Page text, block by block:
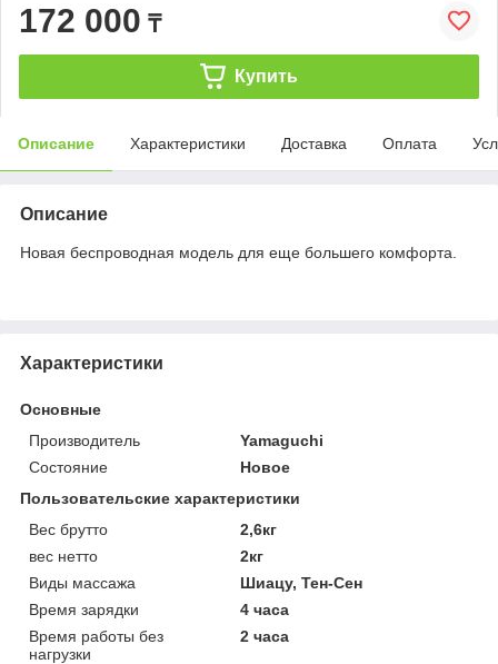
172 000 ₸
Купить
Описание Характеристики Доставка Оплата
Описание
Новая беспроводная модель для еще большего комфорта.
Характеристики
Основные
Производитель
Yamaguchi
Состояние
Новое
Пользовательские характеристики
Вес брутто
2,6кг
вес нетто
2кг
Виды массажа
Шиацу, Тен-Сен
Время зарядки
4 часа
Время работы без
нагрузки
2 часа